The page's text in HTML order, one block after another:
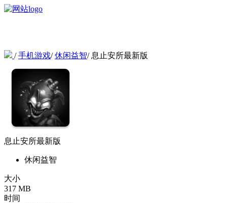
/手机游戏/休闲益智/ 息止安所最新版
息止安所最新版
休闲益智
大小
317 MB
时间